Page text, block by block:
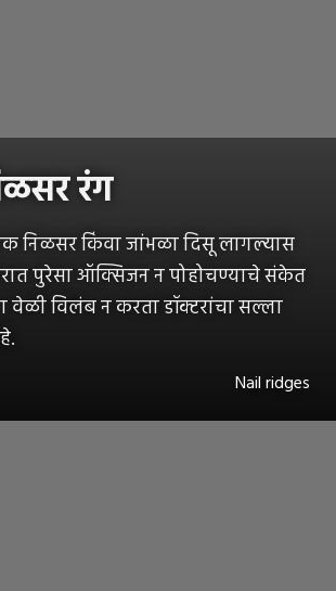
रंग
निळसर किंवा जांभळा दिसू लागल्यास
पुरेसा ऑक्सिजन न पोहोचण्याचे संकेत
विलंब न करता डॉक्टरांचा सल्ला
Nail ridges